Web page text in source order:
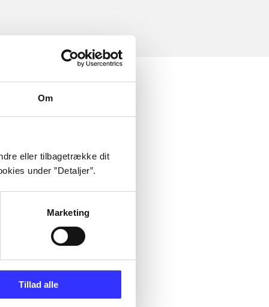
Om
eller tilbagetrække dit
under ”Detaljer”.
Marketing
Tillad alle